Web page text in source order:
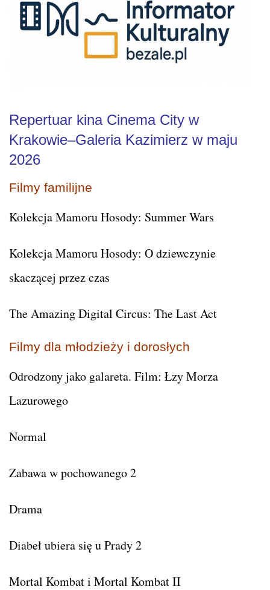
Repertuar kina Cinema City w
Krakowie–Galeria Kazimierz w maju
2026
Filmy familijne
Kolekcja Mamoru Hosody: Summer Wars
Kolekcja Mamoru Hosody: O dziewczynie
skaczącej przez czas
The Amazing Digital Circus: The Last Act
Filmy dla młodzieży i dorosłych
Odrodzony jako galareta. Film: Łzy Morza
Lazurowego
Normal
Zabawa w pochowanego 2
Drama
Diabeł ubiera się u Prady 2
Mortal Kombat i Mortal Kombat II